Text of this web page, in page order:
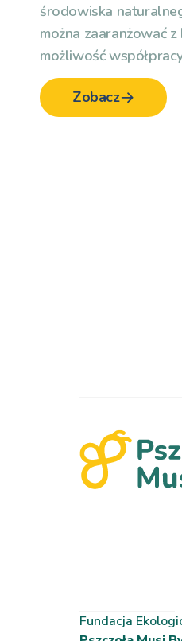
środowiska
można zaaranżować
możliwość
Zobacz
Fundacja